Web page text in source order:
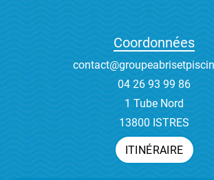
Coordonnées
04 26 93 99 86
1 Tube Nord
13800 ISTRES
ITINÉRAIRE